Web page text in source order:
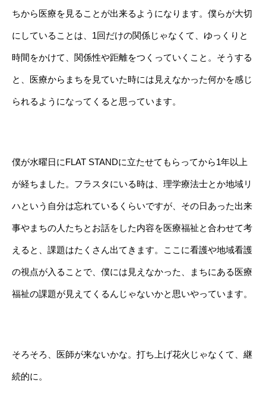
ちから医療を見ることが出来るようになります。僕らが大切
にしていることは、1回だけの関係じゃなくて、ゆっくりと
時間をかけて、関係性や距離をつくっていくこと。そうする
と、医療からまちを見ていた時には見えなかった何かを感じ
られるようになってくると思っています。
僕が水曜日にFLAT STANDに立たせてもらってから1年以上
が経ちました。フラスタにいる時は、理学療法士とか地域リ
ハという自分は忘れているくらいですが、その日あった出来
事やまちの人たちとお話をした内容を医療福祉と合わせて考
えると、課題はたくさん出てきます。ここに看護や地域看護
の視点が入ることで、僕には見えなかった、まちにある医療
福祉の課題が見えてくるんじゃないかと思いやっています。
そろそろ、医師が来ないかな。打ち上げ花火じゃなくて、継
続的に。